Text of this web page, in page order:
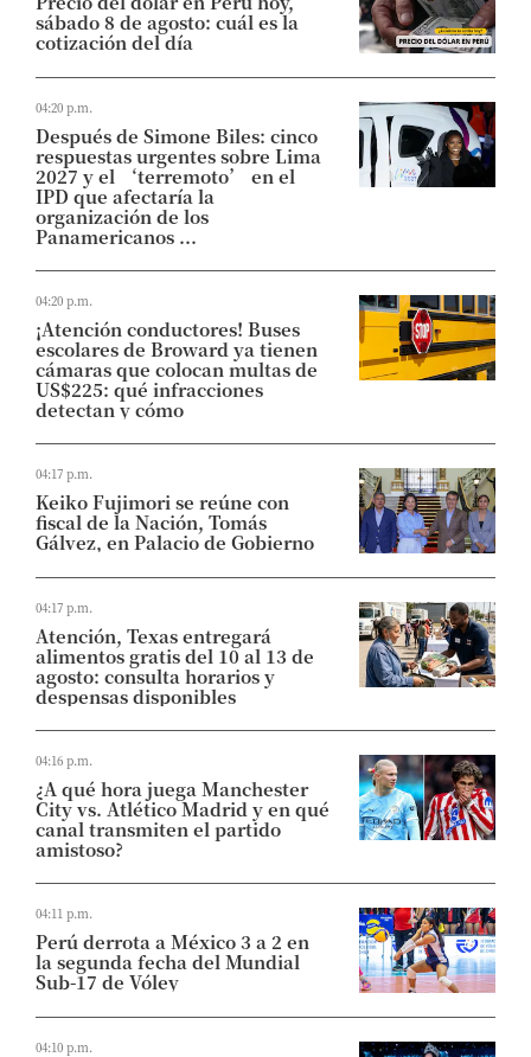
sábado 8 de agosto: cuál es la
cotización del día
04:20 p.m.
Después de Simone Biles: cinco
respuestas urgentes sobre Lima
2027 y el ‘terremoto’ en el
IPD que afectaría la
organización de los
Panamericanos ...
04:20 p.m.
¡Atención conductores! Buses
escolares de Broward ya tienen
cámaras que colocan multas de
US$225: qué infracciones
detectan y cómo
04:17 p.m.
Keiko Fujimori se reúne con
fiscal de la Nación, Tomás
Gálvez, en Palacio de Gobierno
04:17 p.m.
Atención, Texas entregará
alimentos gratis del 10 al 13 de
agosto: consulta horarios y
despensas disponibles
04:16 p.m.
¿A qué hora juega Manchester
City vs. Atlético Madrid y en qué
canal transmiten el partido
amistoso?
04:11 p.m.
Perú derrota a México 3 a 2 en
la segunda fecha del Mundial
Sub-17 de Vóley
04:10 p.m.